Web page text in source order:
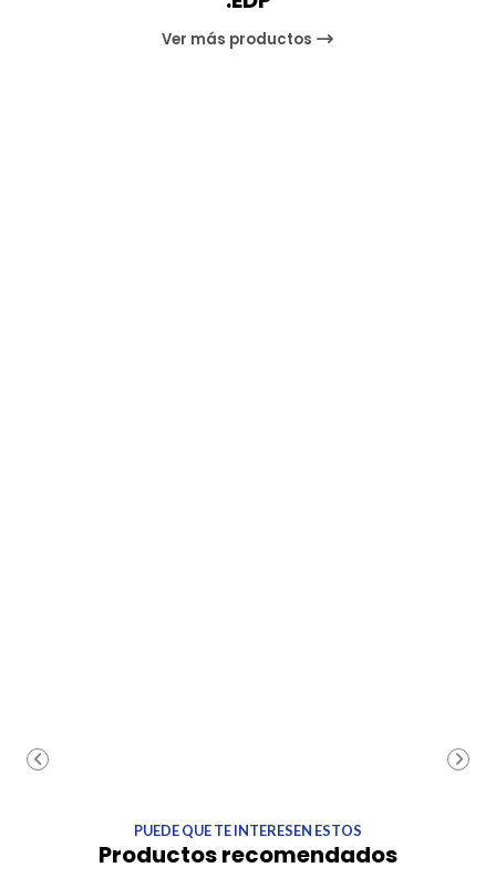
Ver más productos
PUEDE QUE TE INTERESEN ESTOS
Productos recomendados